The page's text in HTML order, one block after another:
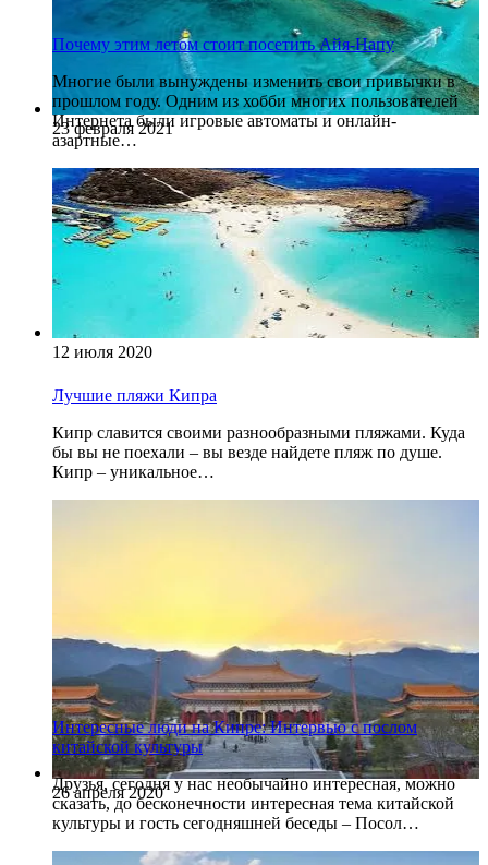
23 февраля 2021
Почему этим летом стоит посетить Айя-Напу
Многие были вынуждены изменить свои привычки в
прошлом году. Одним из хобби многих пользователей
Интернета были игровые автоматы и онлайн-
азартные…
12 июля 2020
Лучшие пляжи Кипра
Кипр славится своими разнообразными пляжами. Куда
бы вы не поехали – вы везде найдете пляж по душе.
Кипр – уникальное…
26 апреля 2020
Интересные люди на Кипре: Интервью с послом
китайской культуры
Друзья, сегодня у нас необычайно интересная, можно
сказать, до бесконечности интересная тема китайской
культуры и гость сегодняшней беседы – Посол…